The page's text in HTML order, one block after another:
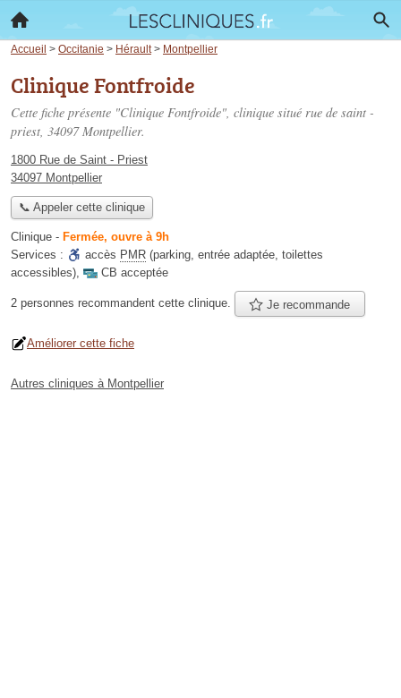
Accueil > Occitanie > Hérault> Montpellier
Clinique Fontfroide
Cette fiche présente "Clinique Fontfroide", clinique situé rue de saint -
priest, 34097 Montpellier.
1800 Rue de Saint - Priest
34097 Montpellier
📞 Appeler cette clinique
Clinique - Fermée, ouvre à 9h
Services :
accès PMR (parking, entrée adaptée, toilettes
accessibles), CB acceptée
2 personnes recommandent cette clinique. Je recommande
Améliorer cette fiche
Autres cliniques à Montpellier